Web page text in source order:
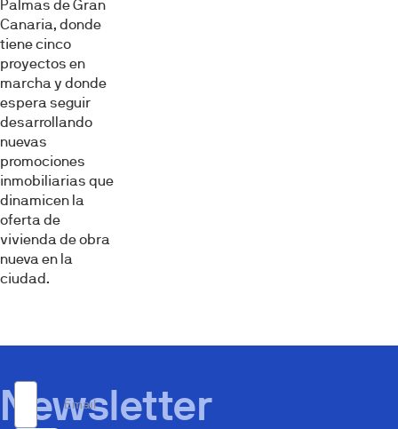
Palmas de Gran
Canaria, donde
tiene cinco
proyectos en
marcha y donde
espera seguir
desarrollando
nuevas
promociones
inmobiliarias que
dinamicen la
oferta de
vivienda de obra
nueva en la
ciudad.
Newsletter
Email